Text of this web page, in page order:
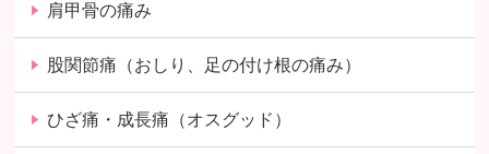
肩甲骨の痛み
股関節痛（おしり、足の付け根の痛み）
ひざ痛・成長痛（オスグッド）